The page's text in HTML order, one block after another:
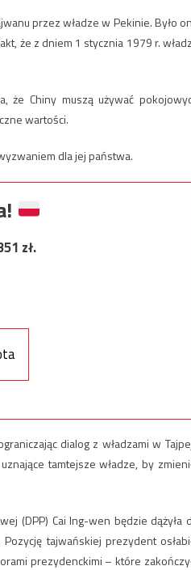
przez władze w Pekinie. Było
że z dniem 1 stycznia 1979 r.
że Chiny muszą używać
wartości.
dla jej państwa.
zł.
dialog z władzami w
tamtejsze władze, by
(DPP) Cai Ing-wen będzie dążyła
tajwańskiej prezydent
prezydenckimi – które